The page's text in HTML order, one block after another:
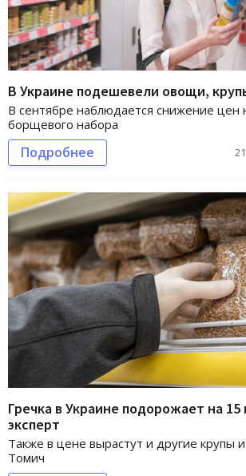
В Украине подешевели овощи,
В сентябре наблюдается снижение цен
борщевого набора
Подробнее
Гречка в Украине подорожает на
эксперт
Также в цене вырастут и другие крупы и
Томич